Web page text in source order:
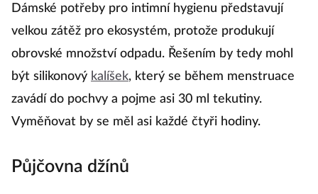
Dámské potřeby pro intimní hygienu představují
velkou zátěž pro ekosystém, protože produkují
obrovské množství odpadu. Řešením by tedy mohl
být silikonový kalíšek, který se během menstruace
zavádí do pochvy a pojme asi 30 ml tekutiny.
Vyměňovat by se měl asi každé čtyři hodiny.
Půjčovna džínů